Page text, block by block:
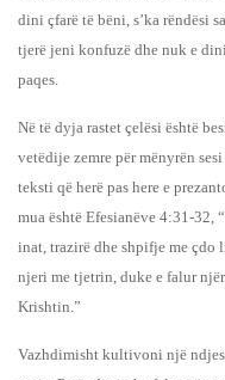
dini çfarë të bëni, s’ka rëndësi
tjerë jeni konfuzë dhe nuk e
paqes.
Në të dyja rastet çelësi është
vetëdije zemre për mënyrën
teksti që herë pas here e
mua është Efesianëve 4:31-32,
inat, trazirë dhe shpifje me çdo
njeri me tjetrin, duke e falur
Krishtin.”
Vazhdimisht kultivoni një